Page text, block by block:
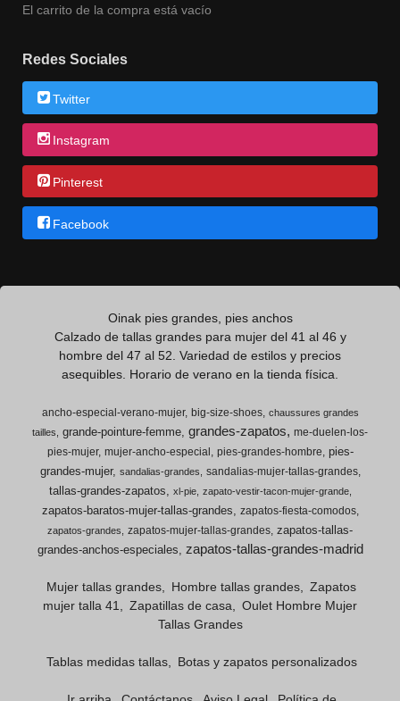
El carrito de la compra está vacío
Redes Sociales
Twitter
Instagram
Pinterest
Facebook
Oinak pies grandes, pies anchos
Calzado de tallas grandes para mujer del 41 al 46 y
hombre del 47 al 52. Variedad de estilos y precios
asequibles. Horario de verano en la tienda física.
ancho-especial-verano-mujer big-size-shoes
chaussures grandes
tailles
grande-pointure-femme grandes-zapatos
me-duelen-los-
pies-mujer mujer-ancho-especial pies-grandes-hombre pies-
grandes-mujer
sandalias-grandes sandalias-mujer-tallas-grandes
tallas-grandes-zapatos xl-pie zapato-vestir-tacon-mujer-grande
zapatos-baratos-mujer-tallas-grandes zapatos-fiesta-comodos
zapatos-grandes zapatos-mujer-tallas-grandes zapatos-tallas-
grandes-anchos-especiales zapatos-tallas-grandes-madrid
Mujer tallas grandes Hombre tallas grandes
Zapatos
mujer talla 41
Zapatillas de casa
Oulet Hombre Mujer
Tallas Grandes
Tablas medidas tallas Botas y zapatos personalizados